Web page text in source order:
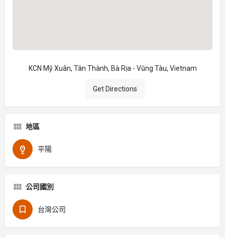
KCN Mỹ Xuân, Tân Thành, Bà Rịa - Vũng Tàu, Vietnam
Get Directions
地區
平陽
公司國別
台灣公司